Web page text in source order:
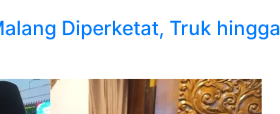
Diperketat, Truk hingga